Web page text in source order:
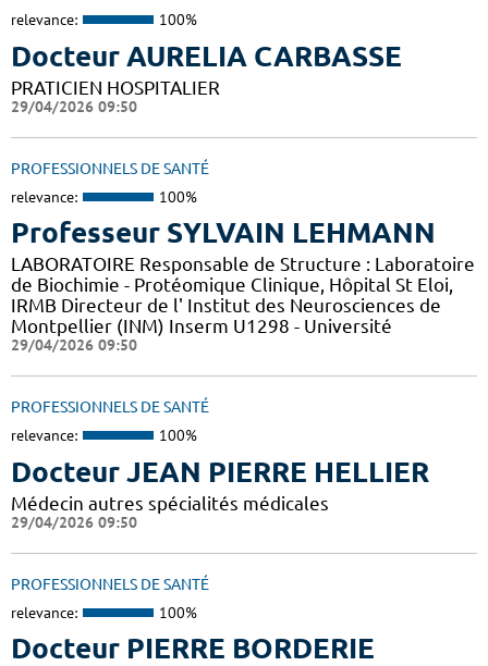
relevance: 100%
Docteur AURELIA CARBASSE
PRATICIEN HOSPITALIER
29/04/2026 09:50
PROFESSIONNELS DE SANTÉ
relevance: 100%
Professeur SYLVAIN LEHMANN
LABORATOIRE Responsable de Structure : Laboratoire
de Biochimie - Protéomique Clinique, Hôpital St Eloi,
IRMB Directeur de l' Institut des Neurosciences de
Montpellier (INM) Inserm U1298 - Université
29/04/2026 09:50
PROFESSIONNELS DE SANTÉ
relevance: 100%
Docteur JEAN PIERRE HELLIER
Médecin autres spécialités médicales
29/04/2026 09:50
PROFESSIONNELS DE SANTÉ
relevance: 100%
Docteur PIERRE BORDERIE